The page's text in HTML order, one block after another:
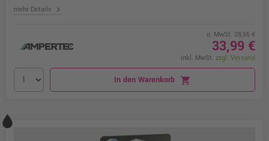
mehr Details chevron_right
o. MwSt. 28,56 €
33,99 €
inkl. MwSt. zzgl. Versand
In den Warenkorb shopping_cart